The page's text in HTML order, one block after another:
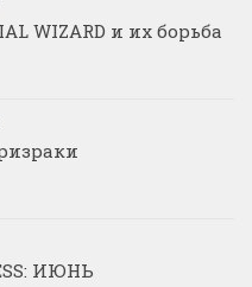
WIZARD и их борьба
ИЮНЬ